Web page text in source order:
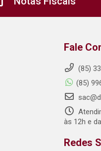
Fale
(85)
(85)
às 12h e
Redes